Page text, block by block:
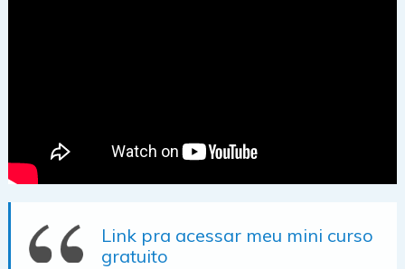
Link pra acessar meu mini curso
gratuito